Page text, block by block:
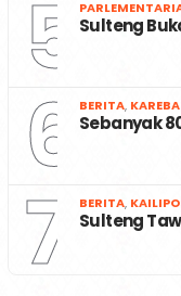
5 Sulteng
6 BERITA,
Sebanyak
7 BERITA,
Sulteng